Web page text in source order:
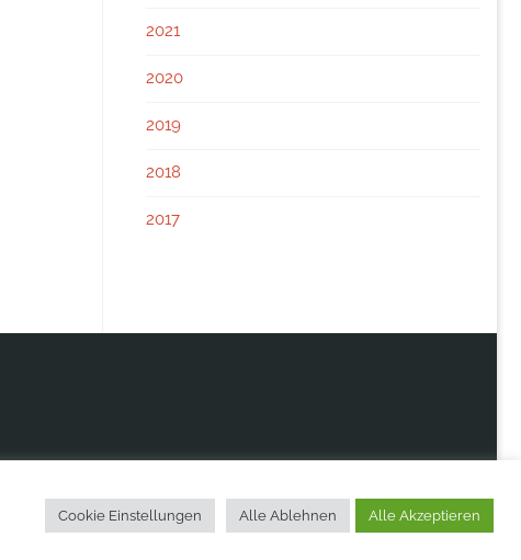
2021
2020
2019
2018
2017
Cookie Einstellungen Alle Ablehnen Alle Akzeptieren